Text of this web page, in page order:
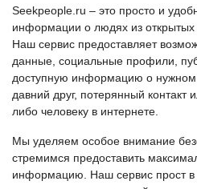
Seekpeople.ru – это просто и
информации о людях из открытых
Наш сервис предоставляет
данные, социальные профили,
доступную информацию о нужном
давний друг, потерянный контакт
либо человеку в интернете.
Мы уделяем особое внимание
стремимся предоставить
информацию. Наш сервис прост в